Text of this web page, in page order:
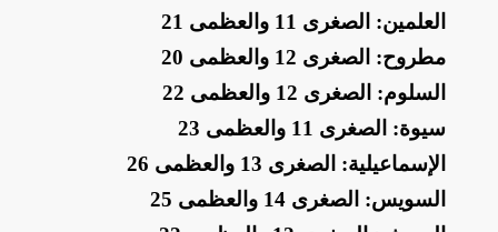
العلمين: الصغرى 11 والعظمى 21
مطروح: الصغرى 12 والعظمى 20
السلوم: الصغرى 12 والعظمى 22
سيوة: الصغرى 11 والعظمى 23
الإسماعيلية: الصغرى 13 والعظمى 26
السويس: الصغرى 14 والعظمى 25